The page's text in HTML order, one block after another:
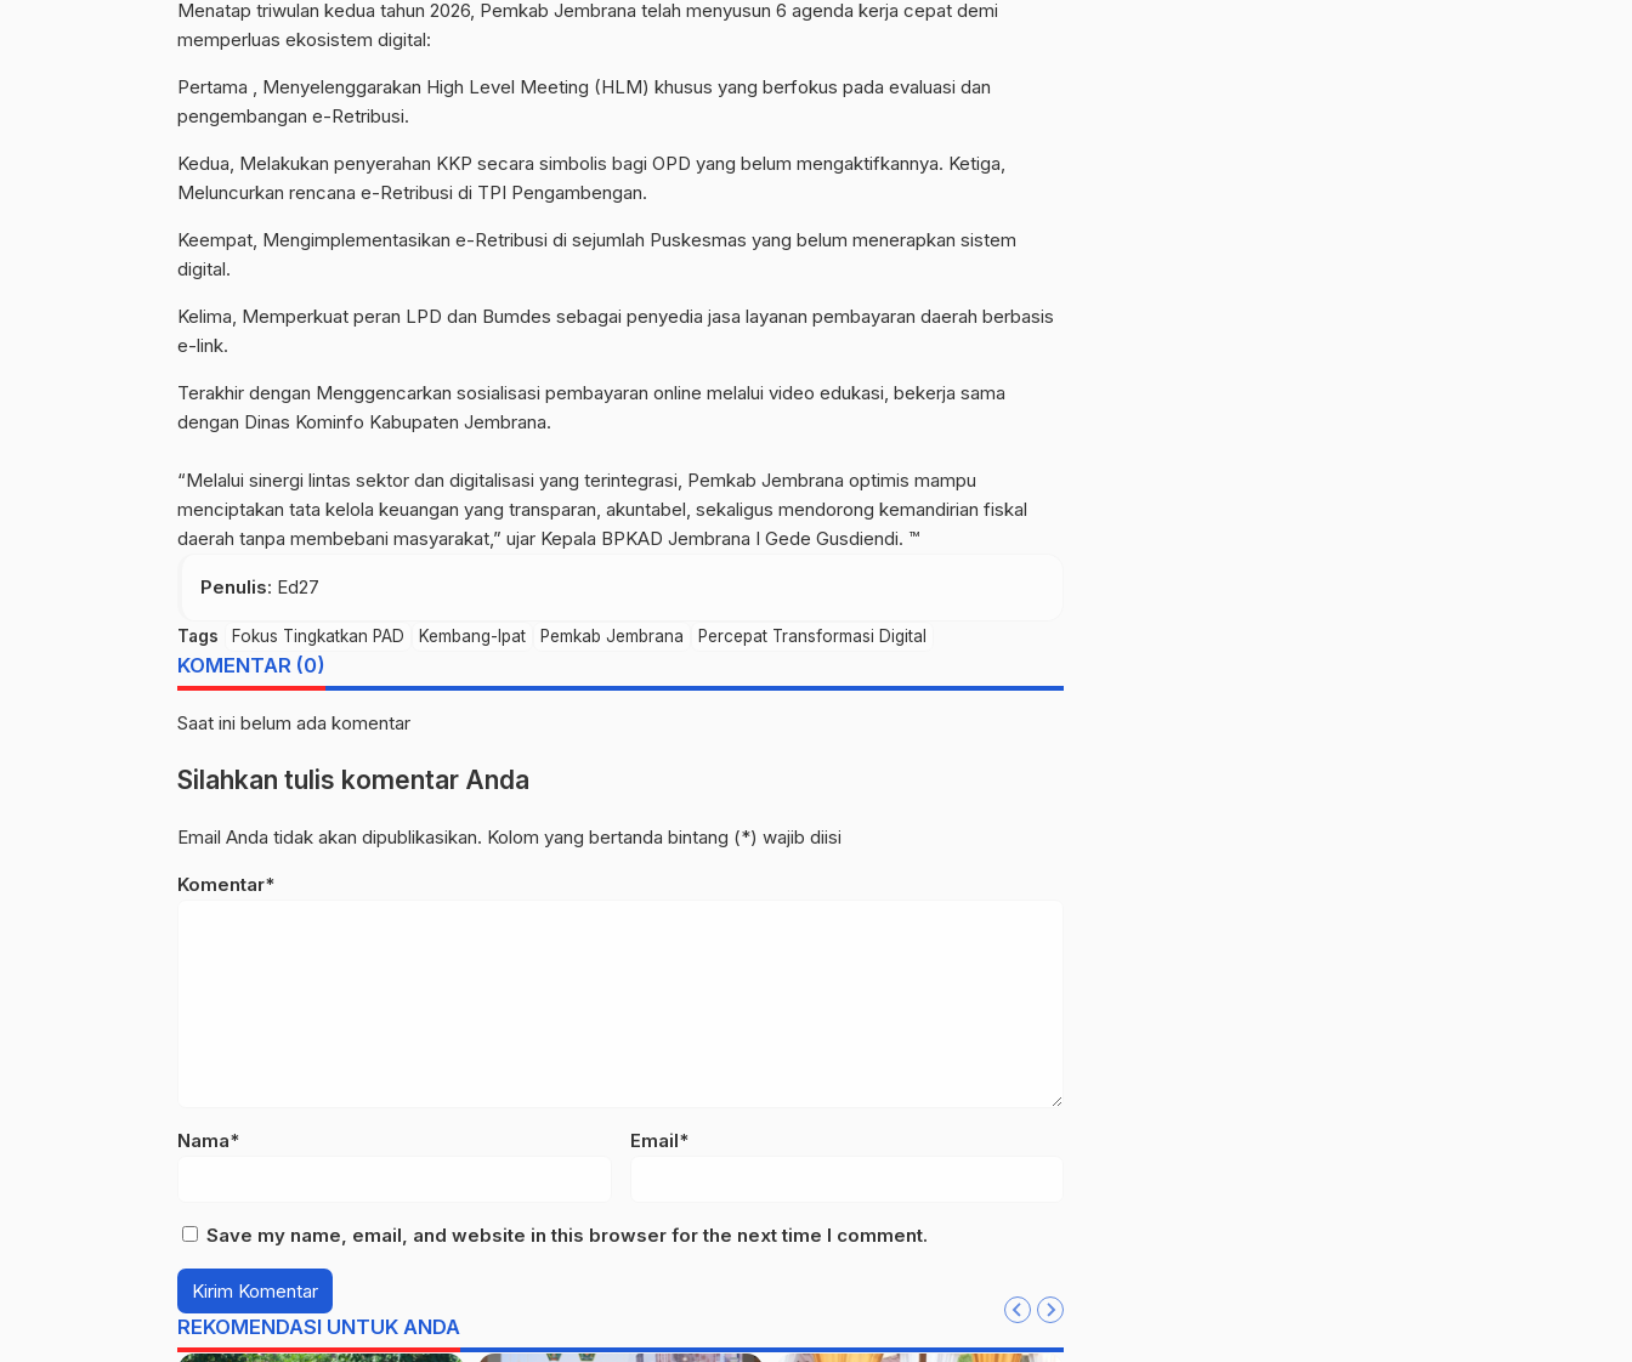
​Menatap triwulan kedua tahun 2026, Pemkab Jembrana telah menyusun 6 agenda kerja cepat demi
memperluas ekosistem digital:
Pertama , Menyelenggarakan High Level Meeting (HLM) khusus yang berfokus pada evaluasi dan
pengembangan e-Retribusi.
Kedua, Melakukan penyerahan KKP secara simbolis bagi OPD yang belum mengaktifkannya. Ketiga,
Meluncurkan rencana e-Retribusi di TPI Pengambengan.
Keempat, Mengimplementasikan e-Retribusi di sejumlah Puskesmas yang belum menerapkan sistem
digital.
Kelima, Memperkuat peran LPD dan Bumdes sebagai penyedia jasa layanan pembayaran daerah berbasis
e-link.
Terakhir dengan Menggencarkan sosialisasi pembayaran online melalui video edukasi, bekerja sama
dengan Dinas Kominfo Kabupaten Jembrana.
“Melalui sinergi lintas sektor dan digitalisasi yang terintegrasi, Pemkab Jembrana optimis mampu
menciptakan tata kelola keuangan yang transparan, akuntabel, sekaligus mendorong kemandirian fiskal
daerah tanpa membebani masyarakat,” ujar Kepala BPKAD Jembrana I Gede Gusdiendi. ™
Penulis: Ed27
Tags Fokus Tingkatkan PAD Kembang-Ipat Pemkab Jembrana Percepat Transformasi Digital
KOMENTAR (0)
Saat ini belum ada komentar
Silahkan tulis komentar Anda
Email Anda tidak akan dipublikasikan. Kolom yang bertanda bintang (*) wajib diisi
Komentar*
Nama* Email*
Save my name, email, and website in this browser for the next time I comment.
REKOMENDASI UNTUK ANDA